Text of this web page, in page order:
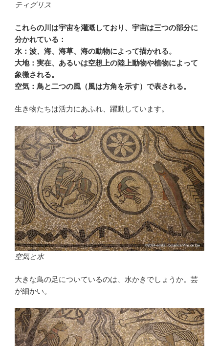
ティグリス
これらの川は宇宙を灌漑しており、宇宙は三つの部分に
分かれている：
水：波、海、海草、海の動物によって描かれる。
大地：実在、あるいは空想上の陸上動物や植物によって
象徴される。
空気：鳥と二つの風（風は方角を示す）で表される。
生き物たちは活力にあふれ、躍動しています。
空気と水
大きな鳥の足についているのは、水かきでしょうか。芸
が細かい。